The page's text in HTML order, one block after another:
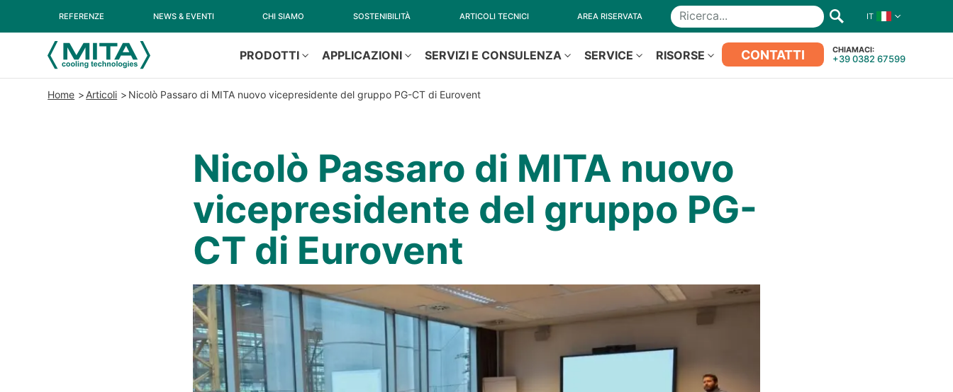
REFERENZE NEWS & EVENTI CHI SIAMO SOSTENIBILITÀ ARTICOLI TECNICI AREA RISERVATA Ricerca IT
PRODOTTI APPLICAZIONI SERVIZI E CONSULENZA SERVICE RISORSE CONTATTI CHIAMACI:
+39 0382 67599
Home Articoli Nicolò Passaro di MITA nuovo vicepresidente del gruppo PG-CT di Eurovent
Nicolò Passaro di MITA nuovo
vicepresidente del gruppo PG-
CT di Eurovent